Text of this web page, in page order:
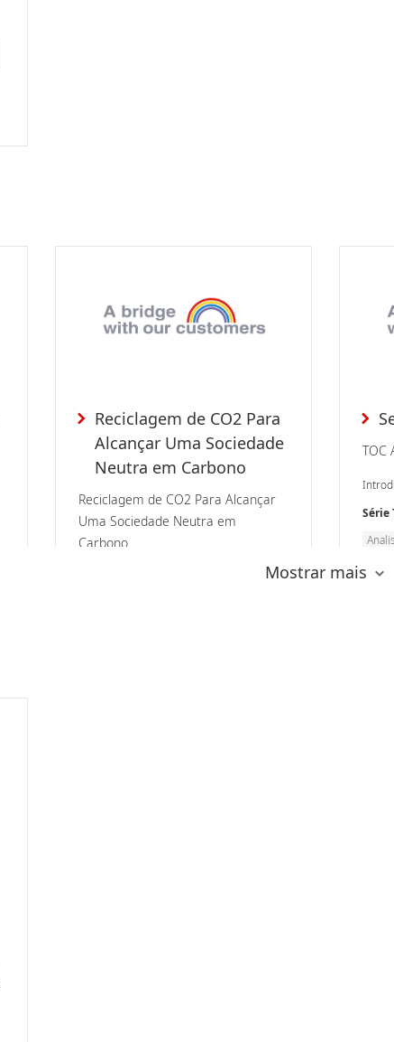
Reciclagem de CO2 Para
Alcançar Uma Sociedade
Neutra em Carbono
Reciclagem de CO2 Para Alcançar
Uma Sociedade Neutra em
Carbono
TOC
Série
Mostrar mais